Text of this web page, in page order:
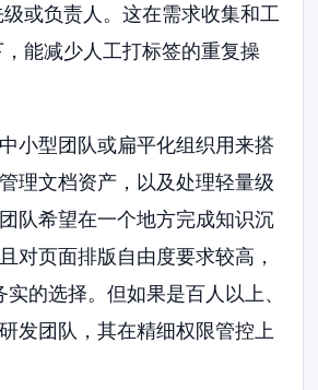
或负责人。这在需求收集和工
能减少人工打标签的重复操
中小型团队或扁平化组织用来搭
理文档资产，以及处理轻量级
队希望在一个地方完成知识沉
对页面排版自由度要求较高，
的选择。但如果是百人以上、
发团队，其在精细权限管控上